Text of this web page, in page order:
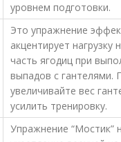
уровнем подготовки.
Это упражнение
акцентирует нагрузку
часть ягодиц при
выпадов с гантелями.
увеличивайте вес
усилить тренировку.
Упражнение “Мостик”